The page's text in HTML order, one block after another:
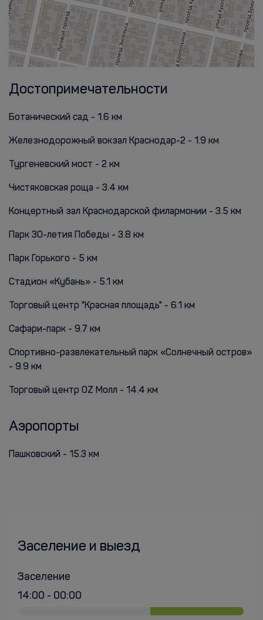
Достопримечательности
Ботанический сад - 1.6 км
Железнодорожный вокзал Краснодар-2 - 1.9 км
Тургеневский мост - 2 км
Чистяковская роща - 3.4 км
Концертный зал Краснодарской филармонии - 3.5 км
Парк 30-летия Победы - 3.8 км
Парк Горького - 5 км
Стадион «Кубань» - 5.1 км
Торговый центр "Красная площадь" - 6.1 км
Сафари-парк - 9.7 км
Спортивно-развлекательный парк «Солнечный остров»
- 9.9 км
Торговый центр OZ Молл - 14.4 км
Аэропорты
Пашковский - 15.3 км
Заселение и выезд
Заселение
14:00 - 00:00